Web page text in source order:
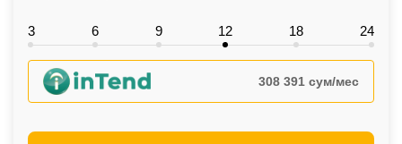
3 6 9 12 18 24
308 391 сум/мес